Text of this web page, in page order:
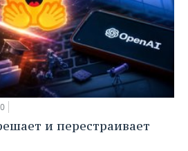
и перестраивает